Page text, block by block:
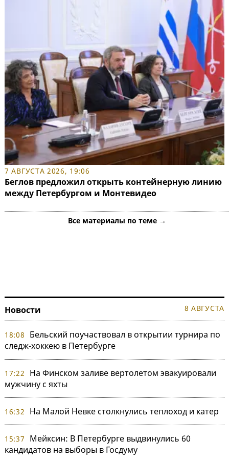
7 АВГУСТА 2026, 19:06
Беглов предложил открыть контейнерную линию
между Петербургом и Монтевидео
Все материалы по теме →
Новости 8 АВГУСТА
18:08
Бельский поучаствовал в открытии турнира по
следж-хоккею в Петербурге
17:22
На Финском заливе вертолетом эвакуировали
мужчину с яхты
16:32 На Малой Невке столкнулись теплоход и катер
15:37
Мейксин: В Петербурге выдвинулись 60
кандидатов на выборы в Госдуму